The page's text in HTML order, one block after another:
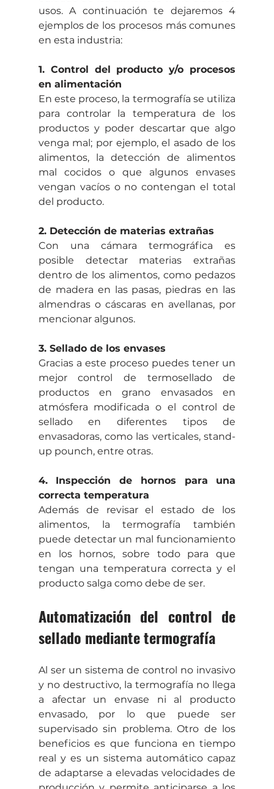
usos. A continuación te dejaremos 4
ejemplos de los procesos más comunes
en esta industria:
1. Control del producto y/o procesos
en alimentación
En este proceso, la termografía se utiliza
para controlar la temperatura de los
productos y poder descartar que algo
venga mal; por ejemplo, el asado de los
alimentos, la detección de alimentos
mal cocidos o que algunos envases
vengan vacíos o no contengan el total
del producto.
2. Detección de materias extrañas
Con una cámara termográfica es
posible detectar materias extrañas
dentro de los alimentos, como pedazos
de madera en las pasas, piedras en las
almendras o cáscaras en avellanas, por
mencionar algunos.
3. Sellado de los envases
Gracias a este proceso puedes tener un
mejor control de termosellado de
productos en grano envasados en
atmósfera modificada o el control de
sellado en diferentes tipos de
envasadoras, como las verticales, stand-
up pounch, entre otras.
4. Inspección de hornos para una
correcta temperatura
Además de revisar el estado de los
alimentos, la termografía también
puede detectar un mal funcionamiento
en los hornos, sobre todo para que
tengan una temperatura correcta y el
producto salga como debe de ser.
Automatización del control de
sellado mediante termografía
Al ser un sistema de control no invasivo
y no destructivo, la termografía no llega
a afectar un envase ni al producto
envasado, por lo que puede ser
supervisado sin problema. Otro de los
beneficios es que funciona en tiempo
real y es un sistema automático capaz
de adaptarse a elevadas velocidades de